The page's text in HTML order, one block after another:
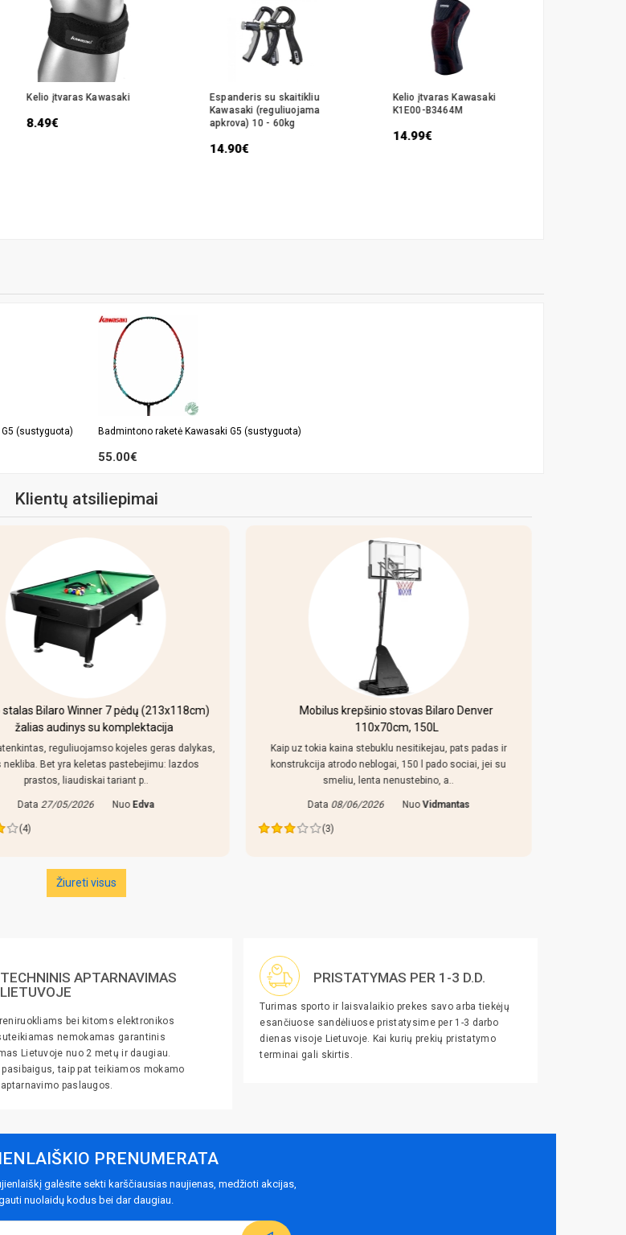
Kelio įtvaras Kawasaki
8.49€
Espanderis su skaitikliu
Kawasaki (reguliuojama
apkrova) 10 - 60kg
14.90€
Kelio įtvaras Kawasaki
K1E00-B3464M
14.99€
(sustyguota) Badmintono raketė Kawasaki G5 (sustyguota)
55.00€
Klientų atsiliepimai
stalas Bilaro Winner 7 pėdų (213x118cm)
žalias audinys su komplektacija
reguliuojamso kojeles geras dalykas,
nekliba. Bet yra keletas pastebejimu: lazdos
prastos, liaudiskai tariant p..
Data 27/05/2026 Nuo Edva
(4)
Mobilus krepšinio stovas Bilaro Denver
110x70cm, 150L
Kaip uz tokia kaina stebuklu nesitikejau, pats padas ir
konstrukcija atrodo neblogai, 150 l pado sociai, jei su
smeliu, lenta nenustebino, a..
Data 08/06/2026 NuoVidmantas
(3)
Žiureti visus
TECHNINIS APTARNAVIMAS
LIETUVOJE
bei kitoms elektronikos
nemokamas garantinis
Lietuvoje nuo 2 metų ir daugiau.
pasibaigus, taip pat teikiamos mokamo
paslaugos.
PRISTATYMAS PER 1-3 D.D.
Turimas sporto ir laisvalaikio prekes savo arba tiekėjų
esančiuose sandėliuose pristatysime per 1-3 darbo
dienas visoje Lietuvoje. Kai kurių prekių pristatymo
terminai gali skirtis.
PRENUMERATA
galėsite sekti karščiausias naujienas, medžioti akcijas,
nuolaidų kodus bei dar daugiau.